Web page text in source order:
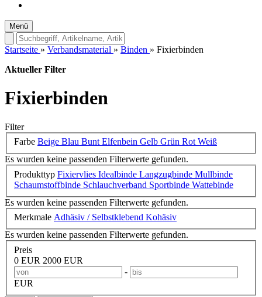
Menü
Startseite » Verbandsmaterial » Binden » Fixierbinden
Aktueller Filter
Fixierbinden
Filter
Farbe Beige Blau Bunt Elfenbein Gelb Grün Rot Weiß
Es wurden keine passenden Filterwerte gefunden.
Produkttyp Fixiervlies Idealbinde Langzugbinde Mullbinde
Schaumstoffbinde Schlauchverband Sportbinde Wattebinde
Es wurden keine passenden Filterwerte gefunden.
Merkmale Adhäsiv / Selbstklebend Kohäsiv
Es wurden keine passenden Filterwerte gefunden.
Preis
0 EUR 2000 EUR
-
EUR